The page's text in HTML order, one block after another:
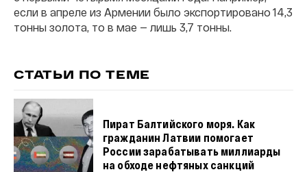
если в апреле из Армении было экспортировано 14,3
тонны золота, то в мае — лишь 3,7 тонны.
СТАТЬИ ПО ТЕМЕ
Пират Балтийского моря. Как
гражданин Латвии помогает
России зарабатывать миллиарды
на обходе нефтяных санкций